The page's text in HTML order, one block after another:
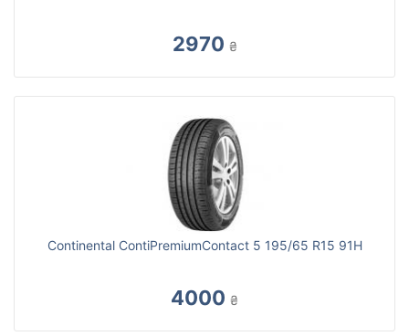
2970 ₴
Continental ContiPremiumContact 5 195/65 R15 91H
4000 ₴